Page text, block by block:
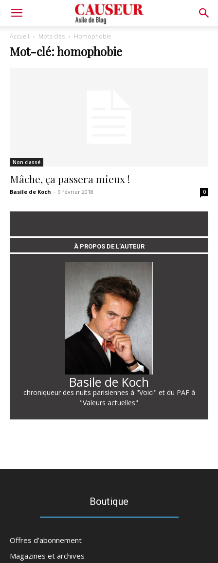
Asile
Accueil Mots-clés Homophobie
Mot-clé: homophobie
Non classé
Mâche, ça passera mieux !
Basile de Koch - 9 février 2018 0
À PROPOS DE L’AUTEUR
Basile de Koch
chroniqueur des nuits parisiennes à "Voici" et du PAF à
"Valeurs actuelles"
Boutique
Offres d’abonnement
Magazines et archives